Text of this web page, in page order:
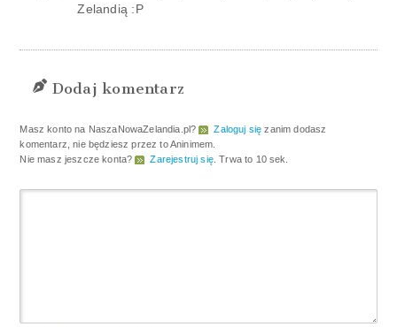
Zelandią :P
Dodaj komentarz
Masz konto na NaszaNowaZelandia.pl? Zaloguj się zanim dodasz
komentarz, nie będziesz przez to Aninimem.
Nie masz jeszcze konta?
Zarejestruj się. Trwa to 10 sek.